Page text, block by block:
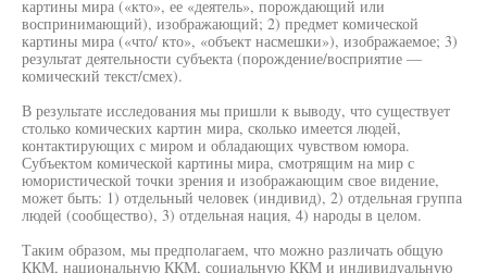
картины мира («кто», ее «деятель», порождающий или
воспринимающий), изображающий; 2) предмет комической
картины мира («что/ кто», «объект насмешки»), изображаемое; 3)
результат деятельности субъекта (порождение/восприятие —
комический текст/смех).
В результате исследования мы пришли к выводу, что существует
столько комических картин мира, сколько имеется людей,
контактирующих с миром и обладающих чувством юмора.
Субъектом комической картины мира, смотрящим на мир с
юмористической точки зрения и изображающим свое видение,
может быть: 1) отдельный человек (индивид), 2) отдельная группа
людей (сообщество), 3) отдельная нация, 4) народы в целом.
Таким образом, мы предполагаем, что можно различать общую
ККМ, национальную ККМ, социальную ККМ и индивидуальную